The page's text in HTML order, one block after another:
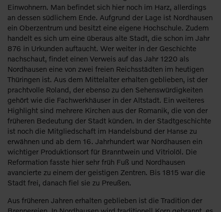
Einwohnern. Man befindet sich hier noch im Harz, allerdings
an dessen südlichem Ende. Aufgrund der Lage ist Nordhausen
ein Oberzentrum und besitzt eine eigene Hochschule. Zudem
handelt es sich um eine überaus alte Stadt, die schon im Jahr
876 in Urkunden auftaucht. Wer weiter in der Geschichte
nachschaut, findet einen Verweis auf das Jahr 1220 als
Nordhausen eine von zwei freien Reichsstädten im heutigen
Thüringen ist. Aus dem Mittelalter erhalten geblieben, ist der
prachtvolle Roland, der ebenso zu den Sehenswürdigkeiten
gehört wie die Fachwerkhäuser in der Altstadt. Ein weiteres
Highlight sind mehrere Kirchen aus der Romanik, die von der
früheren Bedeutung der Stadt künden. In der Stadtgeschichte
ist noch die Mitgliedschaft im Handelsbund der Hanse zu
erwähnen und ab dem 16. Jahrhundert war Nordhausen ein
wichtiger Produktionsort für Branntwein und Vitriolöl. Die
Reformation fasste hier sehr früh Fuß und Nordhausen
avancierte zu einem der geistigen Zentren. Bis 1815 war die
Stadt frei, danach fiel sie zu Preußen.
Aus früheren Jahren erhalten geblieben ist die Tradition der